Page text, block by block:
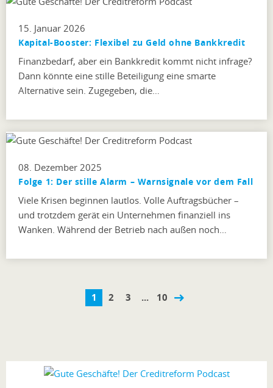
15. Januar 2026
Kapital-Booster: Flexibel zu Geld ohne Bankkredit
Finanzbedarf, aber ein Bankkredit kommt nicht infrage?
Dann könnte eine stille Beteiligung eine smarte
Alternative sein. Zugegeben, die…
08. Dezember 2025
Folge 1: Der stille Alarm – Warnsignale vor dem Fall
Viele Krisen beginnen lautlos. Volle Auftragsbücher –
und trotzdem gerät ein Unternehmen finanziell ins
Wanken. Während der Betrieb nach außen noch…
1 2 3 ... 10